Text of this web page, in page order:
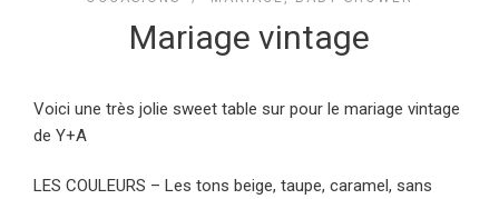
Mariage vintage
Voici une très jolie sweet table sur pour le mariage vintage
de Y+A
LES COULEURS – Les tons beige, taupe, caramel, sans